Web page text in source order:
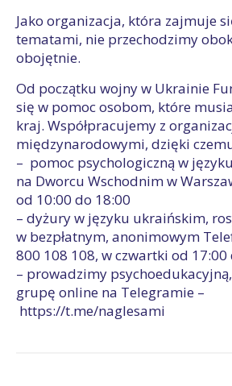
Jako organizacja, która zajmuje
tematami, nie przechodzimy
obojętnie.
Od początku wojny w Ukrainie
się w pomoc osobom, które
kraj. Współpracujemy z
międzynarodowymi, dzięki
– pomoc psychologiczną w
na Dworcu Wschodnim w
od 10:00 do 18:00
– dyżury w języku ukraińskim,
w bezpłatnym, anonimowym
800 108 108, w czwartki od 17:00
– prowadzimy
grupę online na Telegramie –
https://t.me/naglesami